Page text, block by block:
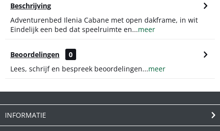
Beschrijving
Adventurenbed Ilenia Cabane met open dakframe, in wit
Eindelijk een bed dat speelruimte en...meer
Beoordelingen
0
Lees, schrijf en bespreek beoordelingen...meer
INFORMATIE